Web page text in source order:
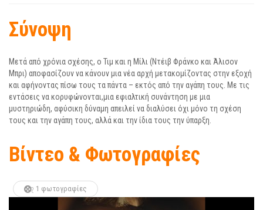
Σύνοψη
Μετά από χρόνια σχέσης, ο Τιμ και η Μίλι (Ντέιβ Φράνκο και Άλισον
Μπρι) αποφασίζουν να κάνουν μια νέα αρχή μετακομίζοντας στην εξοχή
και αφήνοντας πίσω τους τα πάντα – εκτός από την αγάπη τους. Με τις
εντάσεις να κορυφώνονται,μια εφιαλτική συνάντηση με μια
μυστηριώδη, αφύσικη δύναμη απειλεί να διαλύσει όχι μόνο τη σχέση
τους και την αγάπη τους, αλλά και την ίδια τους την ύπαρξη.
Βίντεο & Φωτογραφίες
1 φωτογραφίες